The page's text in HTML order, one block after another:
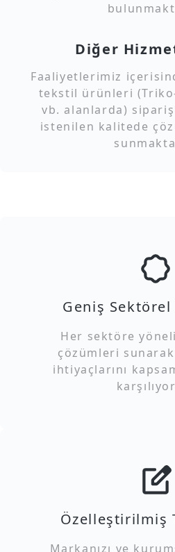
Diğer
Faaliyetlerimiz
tekstil ürünleri
vb. alanlarda)
istenilen kalitede
Geniş
Her sektöre
çözümleri
ihtiyaçlarını
Özelleştirilmiş
Markanızı ve